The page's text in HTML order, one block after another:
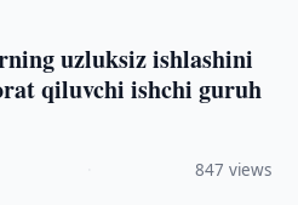
uzluksiz ishlashini
qiluvchi ishchi guruh
847 views